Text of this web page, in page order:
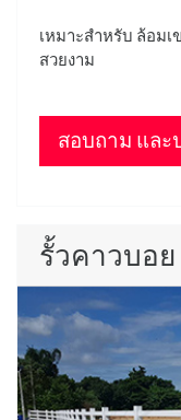
เหมาะสำหรับ ล้อม
สวยงาม
สอบถาม และ
รั้วคาวบอ